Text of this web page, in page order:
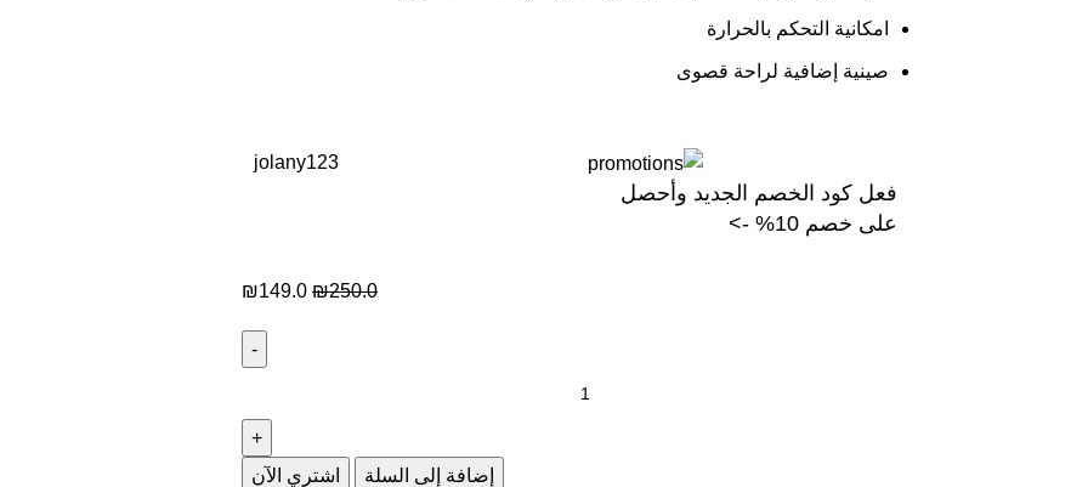
امكانية التحكم بالحرارة
صينية إضافية لراحة قصوى
فعل كود الخصم الجديد وأحصل
على خصم 10% ->
jolany123
₪250.0
₪149.0
إضافة إلى السلة اشتري الآن